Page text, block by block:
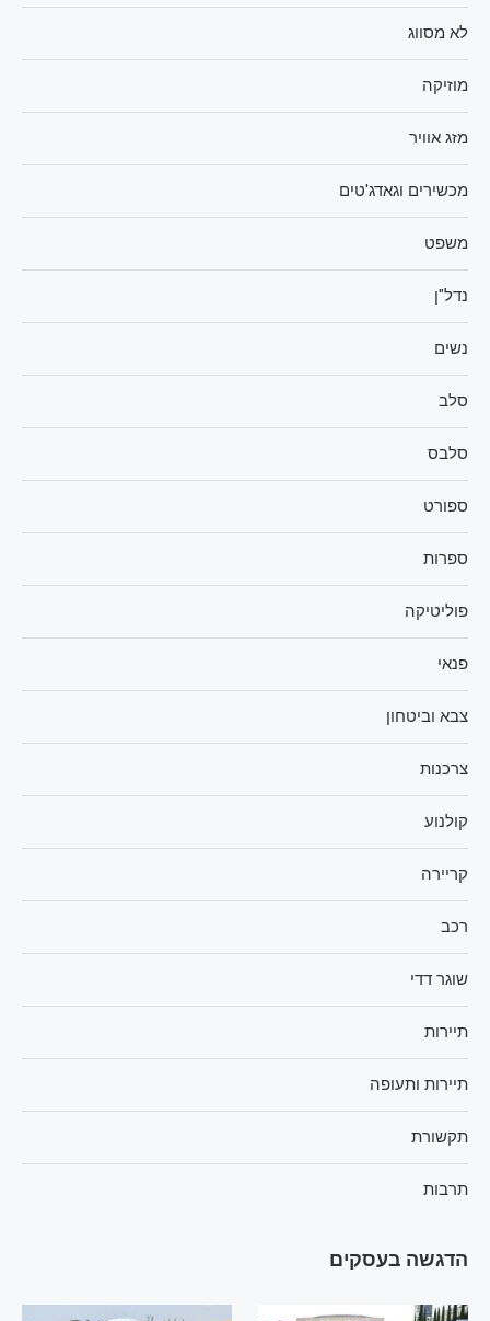
לא מסווג
מוזיקה
מזג אוויר
מכשירים וגאדג'טים
משפט
נדל"ן
נשים
סלב
סלבס
ספורט
ספרות
פוליטיקה
פנאי
צבא וביטחון
צרכנות
קולנוע
קריירה
רכב
שוגר דדי
תיירות
תיירות ותעופה
תקשורת
תרבות
הדגשה בעסקים